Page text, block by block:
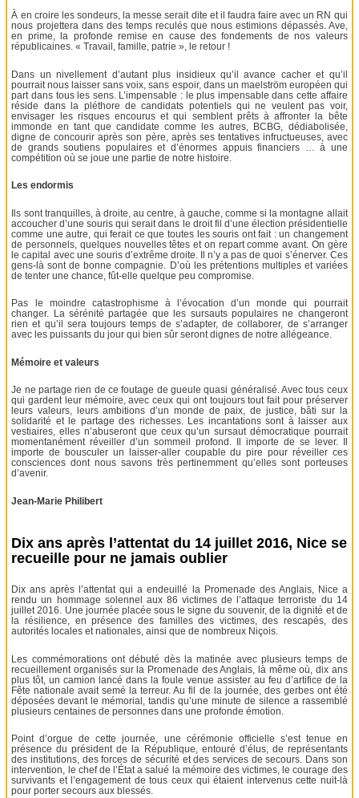
À en croire les sondeurs, la messe serait dite et il faudra faire avec un RN qui
nous projettera dans des temps reculés que nous estimions dépassés. Ave,
en prime, la profonde remise en cause des fondements de nos valeurs
républicaines. « Travail, famille, patrie », le retour !
Dans un nivellement d’autant plus insidieux qu’il avance cacher et qu’il
pourrait nous laisser sans voix, sans espoir, dans un maelström européen qui
part dans tous les sens. L’impensable : le plus impensable dans cette affaire
réside dans la pléthore de candidats potentiels qui ne veulent pas voir,
envisager les risques encourus et qui semblent prêts à affronter la bête
immonde en tant que candidate comme les autres, BCBG, dédiabolisée,
digne de concourir après son père, après ses tentatives infructueuses, avec
de grands soutiens populaires et d’énormes appuis financiers … à une
compétition où se joue une partie de notre histoire.
Les endormis
Ils sont tranquilles, à droite, au centre, à gauche, comme si la montagne allait
accoucher d’une souris qui serait dans le droit fil d’une élection présidentielle
comme une autre, qui ferait ce que toutes les souris ont fait : un changement
de personnels, quelques nouvelles têtes et on repart comme avant. On gère
le capital avec une souris d’extrême droite. Il n’y a pas de quoi s’énerver. Ces
gens-là sont de bonne compagnie. D’où les prétentions multiples et variées
de tenter une chance, fût-elle quelque peu compromise.
Pas le moindre catastrophisme à l’évocation d’un monde qui pourrait
changer. La sérénité partagée que les sursauts populaires ne changeront
rien et qu’il sera toujours temps de s’adapter, de collaborer, de s’arranger
avec les puissants du jour qui bien sûr seront dignes de notre allégeance.
Mémoire et valeurs
Je ne partage rien de ce foutage de gueule quasi généralisé. Avec tous ceux
qui gardent leur mémoire, avec ceux qui ont toujours tout fait pour préserver
leurs valeurs, leurs ambitions d’un monde de paix, de justice, bâti sur la
solidarité et le partage des richesses. Les incantations sont à laisser aux
vestiaires, elles n’abuseront que ceux qu’un sursaut démocratique pourrait
momentanément réveiller d’un sommeil profond. Il importe de se lever. Il
importe de bousculer un laisser-aller coupable du pire pour réveiller ces
consciences dont nous savons très pertinemment qu’elles sont porteuses
d’avenir.
Jean-Marie Philibert
Dix ans après l’attentat du 14 juillet 2016, Nice se
recueille pour ne jamais oublier
Dix ans après l’attentat qui a endeuillé la Promenade des Anglais, Nice a
rendu un hommage solennel aux 86 victimes de l’attaque terroriste du 14
juillet 2016. Une journée placée sous le signe du souvenir, de la dignité et de
la résilience, en présence des familles des victimes, des rescapés, des
autorités locales et nationales, ainsi que de nombreux Niçois.
Les commémorations ont débuté dès la matinée avec plusieurs temps de
recueillement organisés sur la Promenade des Anglais, là même où, dix ans
plus tôt, un camion lancé dans la foule venue assister au feu d’artifice de la
Fête nationale avait semé la terreur. Au fil de la journée, des gerbes ont été
déposées devant le mémorial, tandis qu’une minute de silence a rassemblé
plusieurs centaines de personnes dans une profonde émotion.
Point d’orgue de cette journée, une cérémonie officielle s’est tenue en
présence du président de la République, entouré d’élus, de représentants
des institutions, des forces de sécurité et des services de secours. Dans son
intervention, le chef de l’État a salué la mémoire des victimes, le courage des
survivants et l’engagement de tous ceux qui étaient intervenus cette nuit-là
pour porter secours aux blessés.